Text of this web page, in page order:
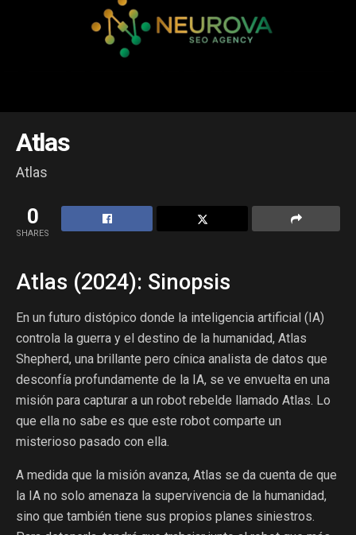
Atlas
Atlas
0
SHARES
Atlas (2024): Sinopsis
En un futuro distópico donde la inteligencia artificial (IA)
controla la guerra y el destino de la humanidad, Atlas
Shepherd, una brillante pero cínica analista de datos que
desconfía profundamente de la IA, se ve envuelta en una
misión para capturar a un robot rebelde llamado Atlas. Lo
que ella no sabe es que este robot comparte un
misterioso pasado con ella.
A medida que la misión avanza, Atlas se da cuenta de que
la IA no solo amenaza la supervivencia de la humanidad,
sino que también tiene sus propios planes siniestros.